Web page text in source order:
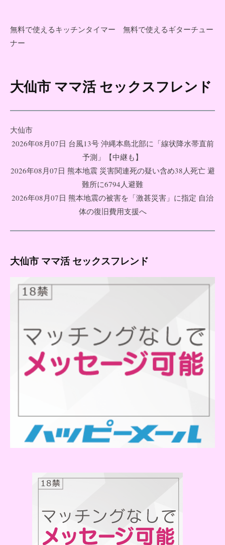
無料で使えるキッチンタイマー
無料で使えるギターチュー
ナー
コ
テ
ン
大仙市 ママ活 セックスフレンド
大仙市
2026年08月07日 台風13号 沖縄本島北部に「線状降水帯直前
予測」【中継も】
2026年08月07日 熊本地震 災害関連死の疑い含め38人死亡 避
難所に6794人避難
2026年08月07日 熊本地震の被害を「激甚災害」に指定 自治
体の復旧費用支援へ
大仙市 ママ活 セックスフレンド